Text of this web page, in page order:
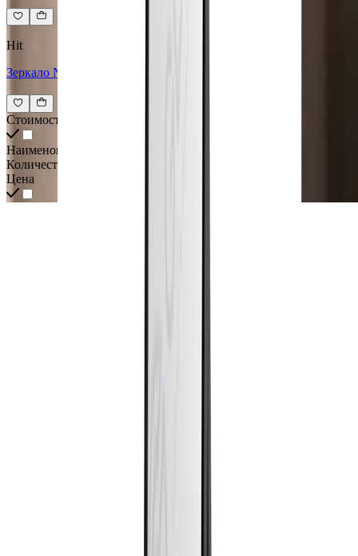
Hit
Зеркало Novira
Стоимость всех товаров интерьера
Наименование
Количество
Цена